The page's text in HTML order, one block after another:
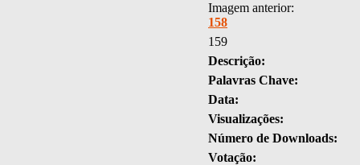
Imagem anterior:
158
159
Descrição:
Palavras Chave:
Data:
Visualizações:
Número de Downloads:
Votação: